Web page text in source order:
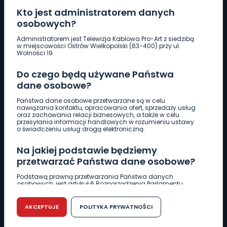
Kto jest administratorem danych
osobowych?
Administratorem jest Telewizja Kablowa Pro-Art z siedzibą
w miejscowości Ostrów Wielkopolski (63-400) przy ul.
Wolności 19.
Do czego będą używane Państwa
dane osobowe?
Państwa dane osobowe przetwarzane są w celu
nawiązania kontaktu, opracowania ofert, sprzedaży usług
oraz zachowania relacji biznesowych, a także w celu
przesyłania informacji handlowych w rozumieniu ustawy
o świadczeniu usług drogą elektroniczną.
Na jakiej podstawie będziemy
przetwarzać Państwa dane osobowe?
Podstawą prawną przetwarzania Państwa danych
osobowych, jest artykuł 6 Rozporządzenia Parlamentu
r. w sprawie ochrony osób fizycznych w związku z
przetwarzaniem danych osobowych w sprawie
swobodnego przepływu takich danych oraz uchylenia
dyrektywy 95/46/WE (RODO).
AKCEPTUJE POLITYKA PRYWATNOŚCI
Pobierz logotyp
661 997 997
REDAKCJA
62 735 22 22redakcja@wlkp24.info
DZIAŁ REKLAMY
62 735 01 85 reklama@wlkp24.info
WIADOMOŚCI
CIEKAWOSTKI